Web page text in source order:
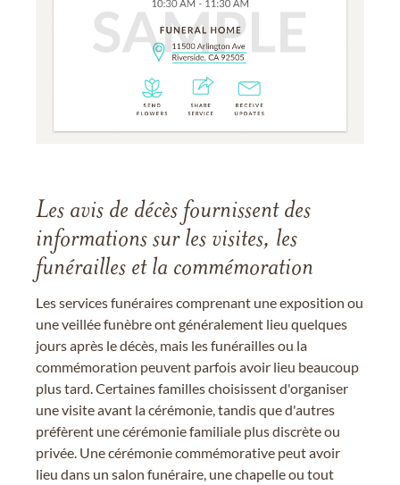
Les avis de décès fournissent des
informations sur les visites, les
funérailles et la commémoration
Les services funéraires comprenant une exposition ou
une veillée funèbre ont généralement lieu quelques
jours après le décès, mais les funérailles ou la
commémoration peuvent parfois avoir lieu beaucoup
plus tard. Certaines familles choisissent d'organiser
une visite avant la cérémonie, tandis que d'autres
préfèrent une cérémonie familiale plus discrète ou
privée. Une cérémonie commémorative peut avoir
lieu dans un salon funéraire, une chapelle ou tout